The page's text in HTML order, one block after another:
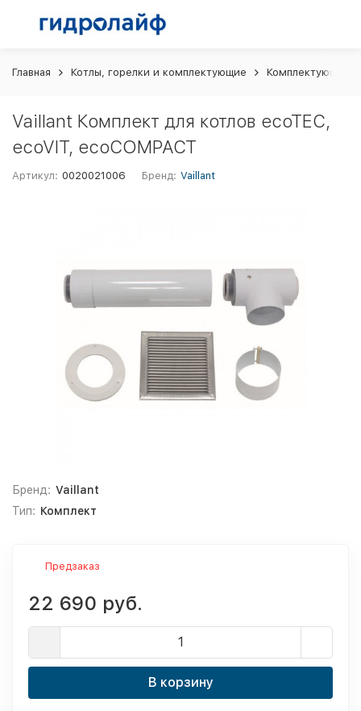
Главная Котлы, горелки и комплектующие Комплектующие и
Vaillant Комплект для котлов ecoTEC,
ecoVIT, ecoCOMPACT
Артикул: 0020021006 Бренд: Vaillant
Бренд: Vaillant
Тип: Комплект
Предзаказ
22 690 руб.
В корзину